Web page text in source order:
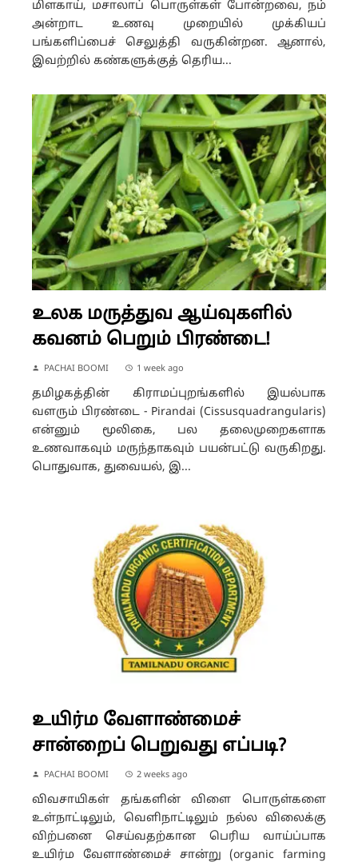
மிளகாய், மசாலாப் பொருள்கள் போன்றவை, நம்
அன்றாட உணவு முறையில் முக்கியப்
பங்களிப்பைச் செலுத்தி வருகின்றன. ஆனால்,
இவற்றில் கண்களுக்குத் தெரிய...
உலக மருத்துவ ஆய்வுகளில்
கவனம் பெறும் பிரண்டை!
PACHAI BOOMI 1 week ago
தமிழகத்தின் கிராமப்புறங்களில் இயல்பாக
வளரும் பிரண்டை - Pirandai (Cissusquadrangularis)
என்னும் மூலிகை, பல தலைமுறைகளாக
உணவாகவும் மருந்தாகவும் பயன்பட்டு வருகிறது.
பொதுவாக, துவையல், இ...
உயிர்ம வேளாண்மைச்
சான்றைப் பெறுவது எப்படி?
PACHAI BOOMI 2 weeks ago
விவசாயிகள் தங்களின் விளை பொருள்களை
உள்நாட்டிலும், வெளிநாட்டிலும் நல்ல விலைக்கு
விற்பனை செய்வதற்கான பெரிய வாய்ப்பாக
உயிர்ம வேளாண்மைச் சான்று (organic farming